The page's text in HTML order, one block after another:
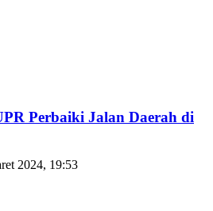
Perbaiki Jalan Daerah di
2024, 19:53